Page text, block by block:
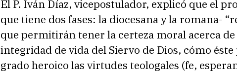
El P. Iván Díaz, vicepostulador, explicó que el
que tiene dos fases: la diocesana y la romana-
que permitirán tener la certeza moral acerca de
integridad de vida del Siervo de Dios, cómo
grado heroico las virtudes teologales (fe,